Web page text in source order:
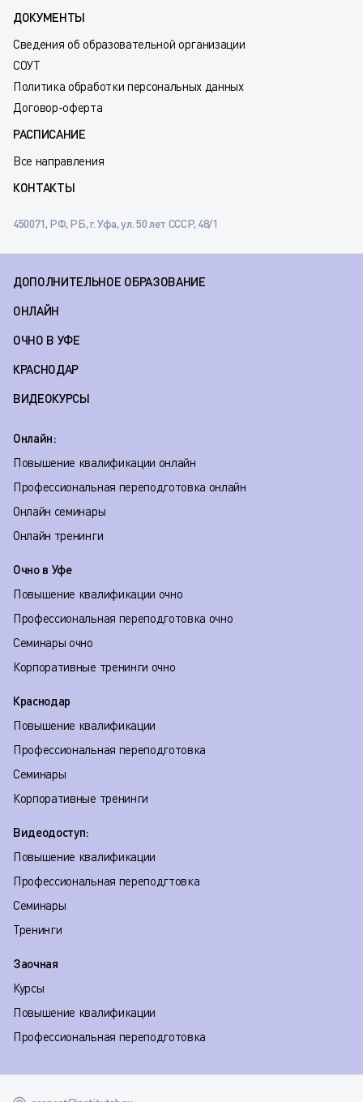
ДОКУМЕНТЫ
Сведения об образовательной организации
СОУТ
Политика обработки персональных данных
Договор-оферта
РАСПИСАНИЕ
Все направления
КОНТАКТЫ
450071, РФ, РБ, г. Уфа, ул. 50 лет СССР, 48/1
ДОПОЛНИТЕЛЬНОЕ ОБРАЗОВАНИЕ
ОНЛАЙН
ОЧНО В УФЕ
КРАСНОДАР
ВИДЕОКУРСЫ
Онлайн:
Повышение квалификации онлайн
Профессиональная переподготовка онлайн
Онлайн семинары
Онлайн тренинги
Очно в Уфе
Повышение квалификации очно
Профессиональная переподготовка очно
Семинары очно
Корпоративные тренинги очно
Краснодар
Повышение квалификации
Профессиональная переподготовка
Семинары
Корпоративные тренинги
Видеодоступ:
Повышение квалификации
Профессиональная переподгтовка
Семинары
Тренинги
Заочная
Курсы
Повышение квалификации
Профессиональная переподготовка